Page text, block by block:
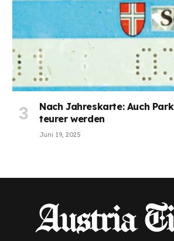
Nach Jahreskarte: Auch
teurer werden
Juni 19, 2025